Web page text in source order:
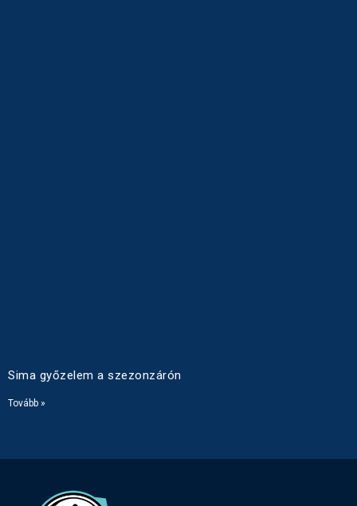
Sima győzelem a szezonzárón
Tovább »